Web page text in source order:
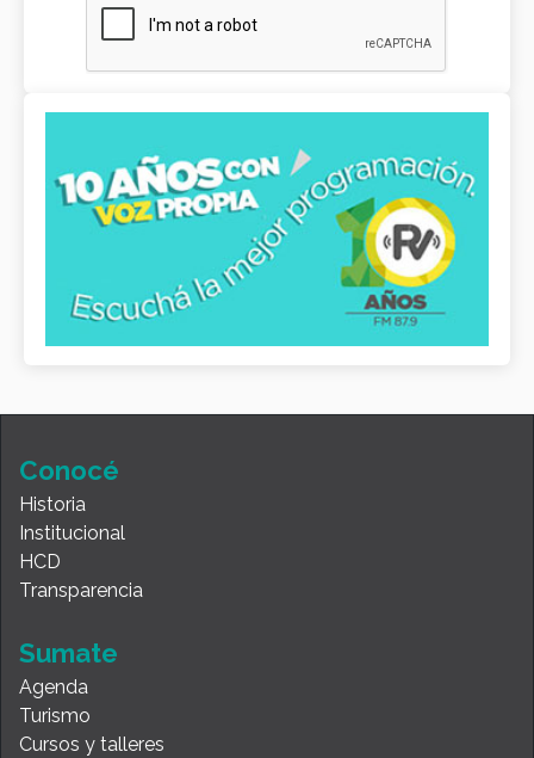
Conocé
Historia
Institucional
HCD
Transparencia
Sumate
Agenda
Turismo
Cursos y talleres